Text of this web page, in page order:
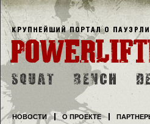
НОВОСТИ О ПРОЕКТЕ